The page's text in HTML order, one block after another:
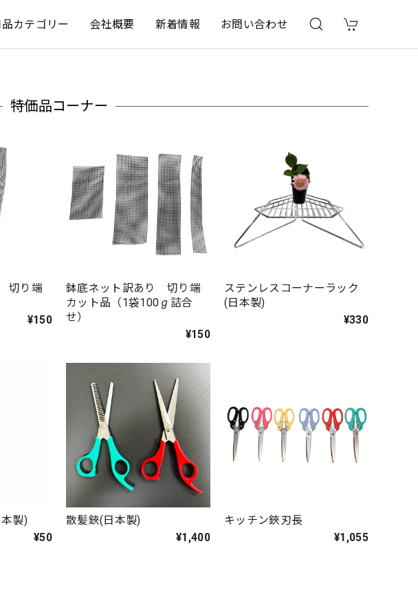
カテゴリー 会社概要 新着情報 お問い合わせ
特価品コーナー
切り端
¥150
鉢底ネット訳あり 切り端
カット品（1袋100ℊ詰合
せ）
¥150
ステンレスコーナーラック
(日本製)
¥330
製)
¥50
散髪鋏(日本製)
¥1,400
キッチン鋏刃長
¥1,055